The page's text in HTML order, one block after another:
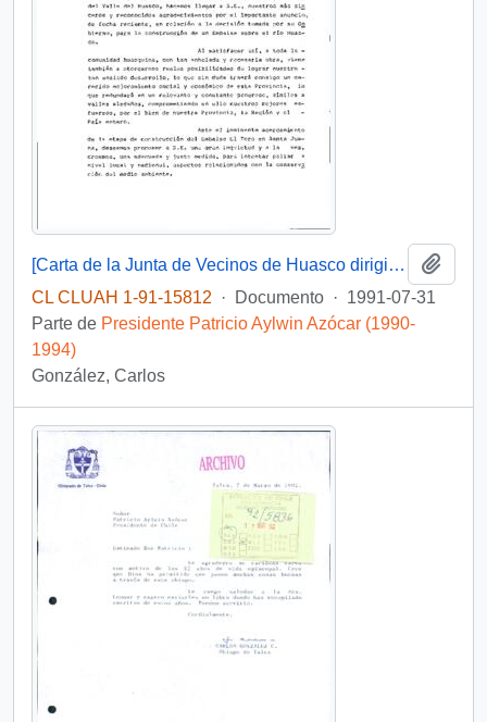
[Carta de la Junta de Vecinos de Huasco dirigida al Presidente Patricio Aylwin sobre la construcción de un embalse]
CL CLUAH 1-91-15812
· Documento · 1991-07-31
Parte de Presidente Patricio Aylwin Azócar (1990-
1994)
González, Carlos